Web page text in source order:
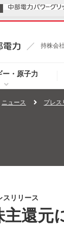
持株会
ー・原子力
ジへ
電
ジへ
ニュース プレス
スリリース
主還元